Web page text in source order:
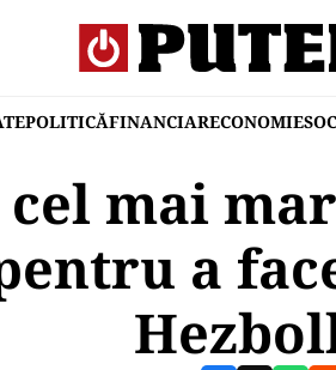
POLITICĂFINANCIARECONOMIE
mai
a